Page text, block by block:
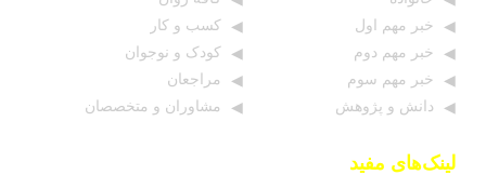
خبر مهم اول
خبر مهم دوم
خبر مهم سوم
دانش و پژوهش
کسب و کار
کودک و نوجوان
مراجعان
مشاوران و متخصصان
لینک‌های مفید